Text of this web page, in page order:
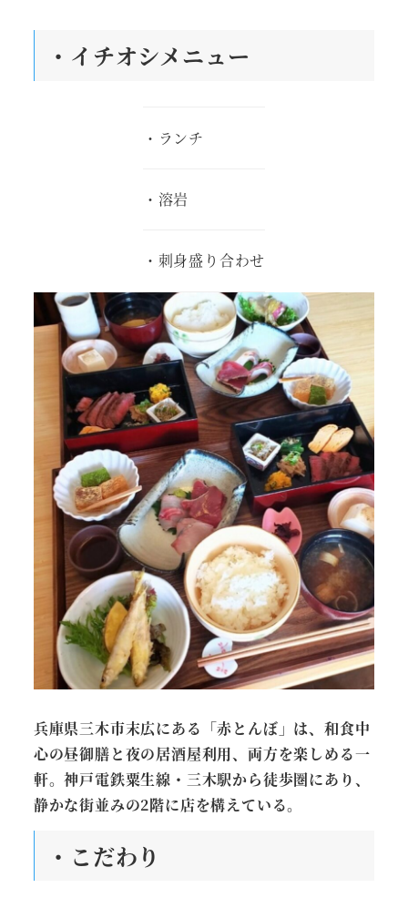
・ イチオシメニュー
・ランチ
・溶岩
・刺身盛り合わせ
兵庫県三木市末広にある「赤とんぼ」は、和食中
心の昼御膳と夜の居酒屋利用、両方を楽しめる一
軒。神戸電鉄粟生線・三木駅から徒歩圏にあり、
静かな街並みの2階に店を構えている。
・こだわり